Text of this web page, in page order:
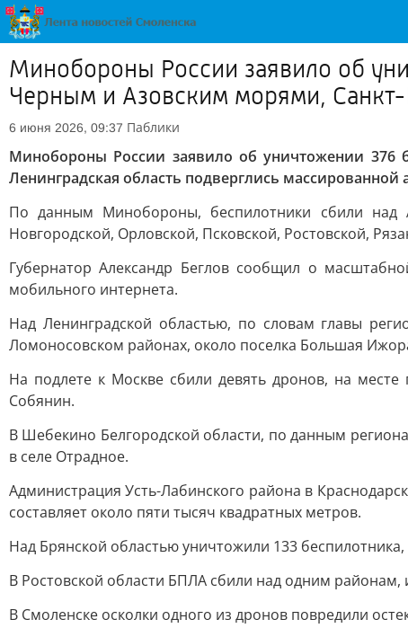
Минобороны России заявило об
Черным и Азовским морями, Санкт-
6 июня 2026, 09:37 Паблики
Минобороны России заявило об уничтожении 376
Ленинградская область подверглись массированной
По данным Минобороны, беспилотники сбили над
Новгородской, Орловской, Псковской, Ростовской,
Губернатор Александр Беглов сообщил о
мобильного интернета.
Над Ленинградской областью, по словам главы
Ломоносовском районах, около поселка Большая
На подлете к Москве сбили девять дронов, на
Собянин.
В Шебекино Белгородской области, по данным
в селе Отрадное.
Администрация Усть-Лабинского района в
составляет около пяти тысяч квадратных метров.
Над Брянской областью уничтожили 133
В Ростовской области БПЛА сбили над одним
В Смоленске осколки одного из дронов повредили